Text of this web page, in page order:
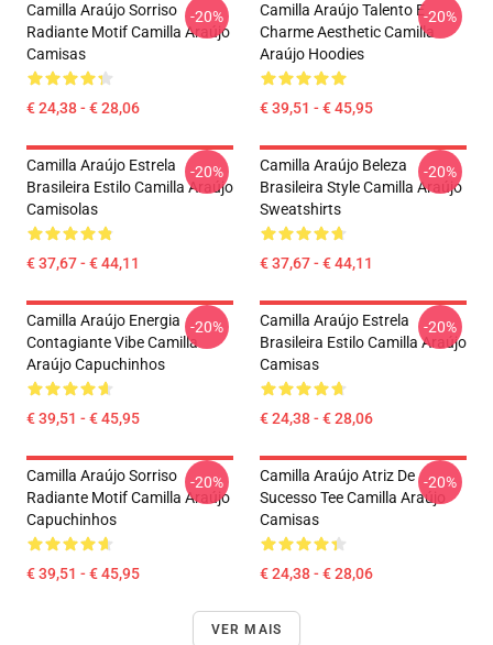
Camilla Araújo Sorriso
Radiante Motif Camilla Araújo
Camisas
€ 24,38 - € 28,06
-20%
Camilla Araújo Talento E
Charme Aesthetic Camilla
Araújo Hoodies
€ 39,51 - € 45,95
-20%
Camilla Araújo Estrela
Brasileira Estilo Camilla Araújo
Camisolas
€ 37,67 - € 44,11
-20%
Camilla Araújo Beleza
Brasileira Style Camilla Araújo
Sweatshirts
€ 37,67 - € 44,11
-20%
Camilla Araújo Energia
Contagiante Vibe Camilla
Araújo Capuchinhos
€ 39,51 - € 45,95
-20%
Camilla Araújo Estrela
Brasileira Estilo Camilla Araújo
Camisas
€ 24,38 - € 28,06
-20%
Camilla Araújo Sorriso
Radiante Motif Camilla Araújo
Capuchinhos
€ 39,51 - € 45,95
-20%
Camilla Araújo Atriz De
Sucesso Tee Camilla Araújo
Camisas
€ 24,38 - € 28,06
-20%
VER MAIS